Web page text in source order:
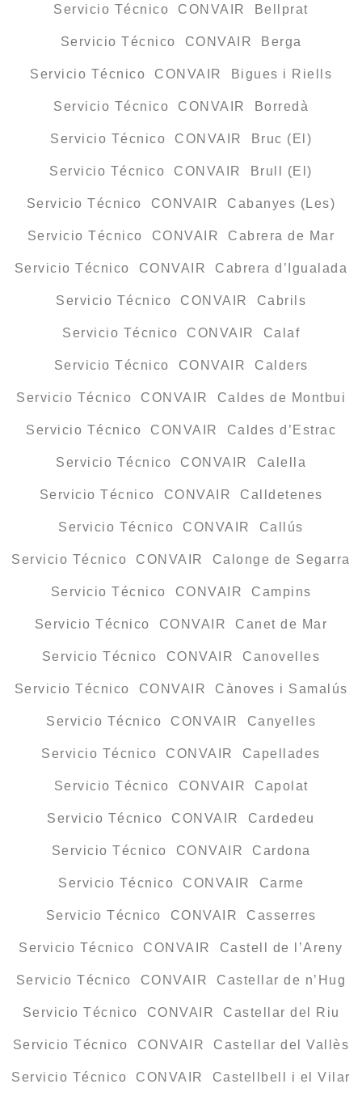
Servicio Técnico CONVAIR Bellprat
Servicio Técnico CONVAIR Berga
Servicio Técnico CONVAIR Bigues i Riells
Servicio Técnico CONVAIR Borredà
Servicio Técnico CONVAIR Bruc (El)
Servicio Técnico CONVAIR Brull (El)
Servicio Técnico CONVAIR Cabanyes (Les)
Servicio Técnico CONVAIR Cabrera de Mar
Servicio Técnico CONVAIR Cabrera d’Igualada
Servicio Técnico CONVAIR Cabrils
Servicio Técnico CONVAIR Calaf
Servicio Técnico CONVAIR Calders
Servicio Técnico CONVAIR Caldes de Montbui
Servicio Técnico CONVAIR Caldes d’Estrac
Servicio Técnico CONVAIR Calella
Servicio Técnico CONVAIR Calldetenes
Servicio Técnico CONVAIR Callús
Servicio Técnico CONVAIR Calonge de Segarra
Servicio Técnico CONVAIR Campins
Servicio Técnico CONVAIR Canet de Mar
Servicio Técnico CONVAIR Canovelles
Servicio Técnico CONVAIR Cànoves i Samalús
Servicio Técnico CONVAIR Canyelles
Servicio Técnico CONVAIR Capellades
Servicio Técnico CONVAIR Capolat
Servicio Técnico CONVAIR Cardedeu
Servicio Técnico CONVAIR Cardona
Servicio Técnico CONVAIR Carme
Servicio Técnico CONVAIR Casserres
Servicio Técnico CONVAIR Castell de l’Areny
Servicio Técnico CONVAIR Castellar de n’Hug
Servicio Técnico CONVAIR Castellar del Riu
Servicio Técnico CONVAIR Castellar del Vallès
Servicio Técnico CONVAIR Castellbell i el Vilar